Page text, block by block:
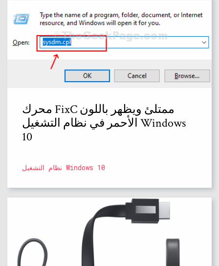
محرك FixC ممتلئ ويظهر باللون
الأحمر في نظام التشغيل Windows
10
نظام التشغيل Windows 10